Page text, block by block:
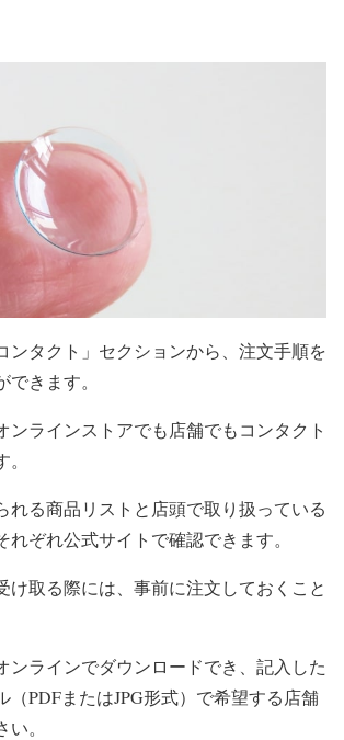
ンタクト」セクションから、注文手順を
きます。
ンラインストアでも店舗でもコンタクト
れる商品リストと店頭で取り扱っている
れぞれ公式サイトで確認できます。
け取る際には、事前に注文しておくこと
ンラインでダウンロードでき、記入した
（PDFまたはJPG形式）で希望する店舗
。